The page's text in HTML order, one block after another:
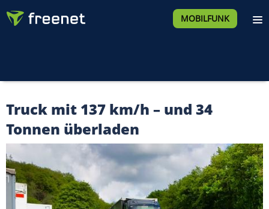
MOBILFUNK
Truck mit 137 km/h – und 34
Tonnen überladen